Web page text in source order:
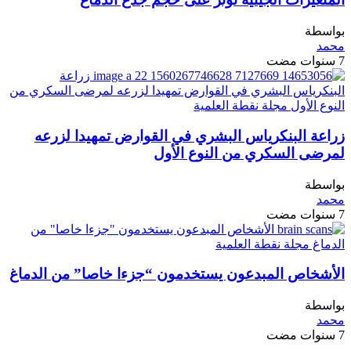
بواسطة
محمد
7 سنوات مضت
زراعة البنكرياس البشري في القوارض تمهيدا لزرعه
لمرضى السكري من النوع الأول
بواسطة
محمد
7 سنوات مضت
الأشخاص المبدعون يستخدمون “جزءا خاصا” من الدماغ
بواسطة
محمد
7 سنوات مضت